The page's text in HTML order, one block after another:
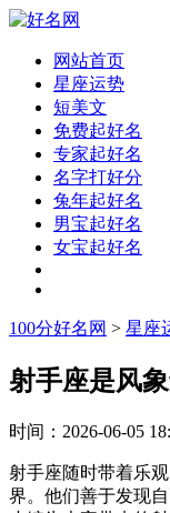
网站首页
星座运势
短美文
免费起好名
专家起好名
名字打好分
兔年起好名
男宝起好名
女宝起好名
100分好名网 > 星座
射手座是风
时间： 2026-06-05
射手座随时带着乐
界。他们善于发现